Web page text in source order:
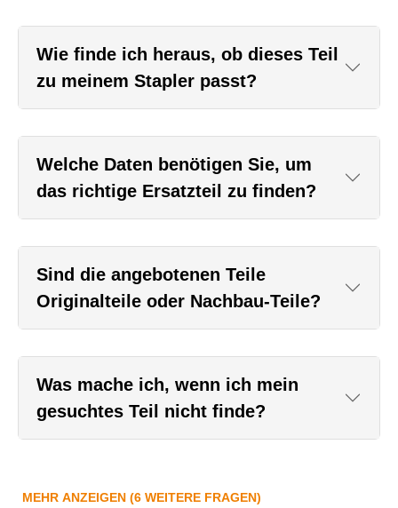
Wie finde ich heraus, ob dieses Teil
zu meinem Stapler passt?
Welche Daten benötigen Sie, um
das richtige Ersatzteil zu finden?
Sind die angebotenen Teile
Originalteile oder Nachbau-Teile?
Was mache ich, wenn ich mein
gesuchtes Teil nicht finde?
MEHR ANZEIGEN (6 WEITERE FRAGEN)